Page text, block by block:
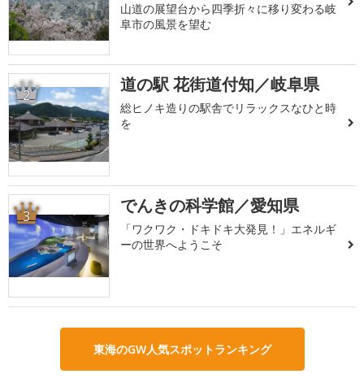
山道の展望台から四季折々に移り変わる岐
阜市の風景を望む
2 道の駅 花街道付知／岐阜県
総ヒノキ造りの駅舎でリラックスなひと時
を
3 でんきの科学館／愛知県
「ワクワク・ドキドキ大発見！」エネルギ
ーの世界へようこそ
東海のGW人気スポットランキング